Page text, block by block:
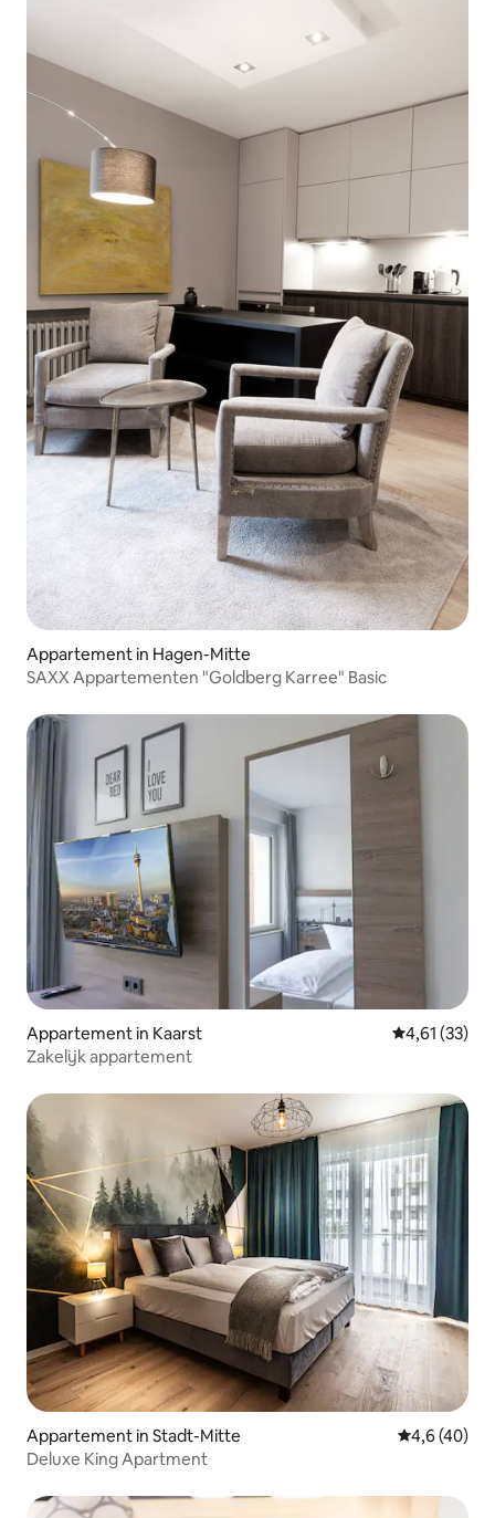
Appartement in Hagen-Mitte
SAXX Appartementen "Goldberg Karree" Basic
Appartement in Kaarst Gemiddelde
4,61 (33)
Zakelijk appartement
Appartement in Stadt-Mitte
4,6 (40)
Deluxe King Apartment